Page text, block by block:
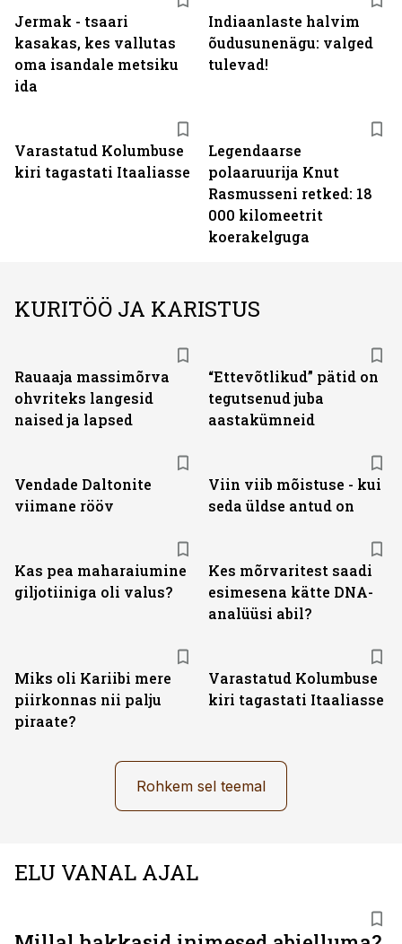
Jermak - tsaari
kasakas, kes vallutas
oma isandale metsiku
ida
Indiaanlaste halvim
õudusunenägu: valged
tulevad!
Varastatud Kolumbuse
kiri tagastati Itaaliasse
Legendaarse
polaaruurija Knut
Rasmusseni retked: 18
000 kilomeetrit
koerakelguga
KURITÖÖ JA KARISTUS
Rauaaja massimõrva
ohvriteks langesid
naised ja lapsed
“Ettevõtlikud” pätid on
tegutsenud juba
aastakümneid
Vendade Daltonite
viimane rööv
Viin viib mõistuse - kui
seda üldse antud on
Kas pea maharaiumine
giljotiiniga oli valus?
Kes mõrvaritest saadi
esimesena kätte DNA-
analüüsi abil?
Miks oli Kariibi mere
piirkonnas nii palju
piraate?
Varastatud Kolumbuse
kiri tagastati Itaaliasse
Rohkem sel teemal
ELU VANAL AJAL